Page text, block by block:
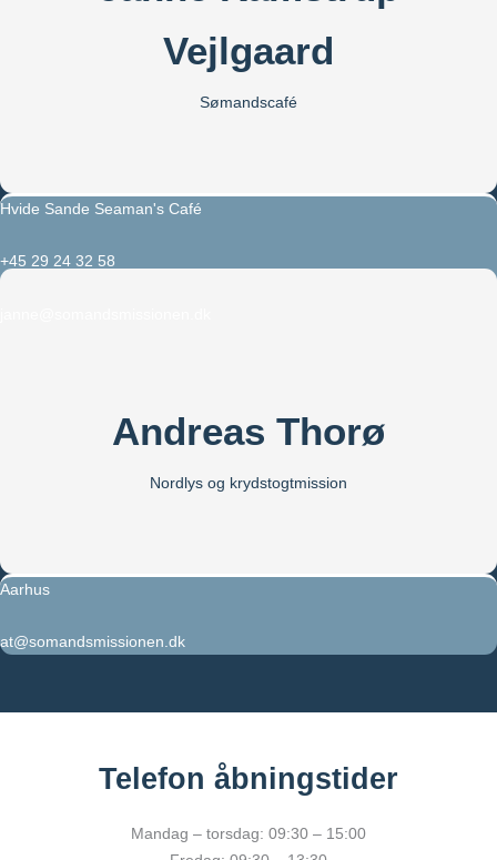
Vejlgaard
Sømandscafé
Hvide Sande Seaman's Café
+45 29 24 32 58
Andreas Thorø
Nordlys og krydstogtmission
Aarhus
at@somandsmissionen.dk
Telefon åbningstider
Mandag – torsdag: 09:30 – 15:00